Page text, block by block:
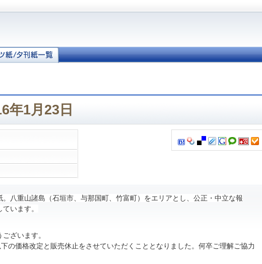
年1月23日
八重山諸島（石垣市、与那国町、竹富町）をエリアとし、公正・中立な報
います。
ざいます。
の価格改定と販売休止をさせていただくこととなりました。何卒ご理解ご協力